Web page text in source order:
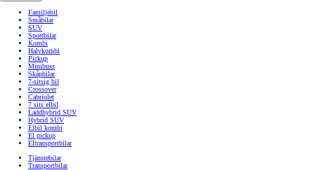
Familjebil
Småbilar
SUV
Sportbilar
Kombi
Halvkombi
Pickup
Minibuss
Skåpbilar
7-sitsig bil
Crossover
Cabriolet
7 sits elbil
Laddhybrid SUV
Hybrid SUV
Elbil kombi
El pickup
Eltransportbilar
Tjänstebilar
Transportbilar